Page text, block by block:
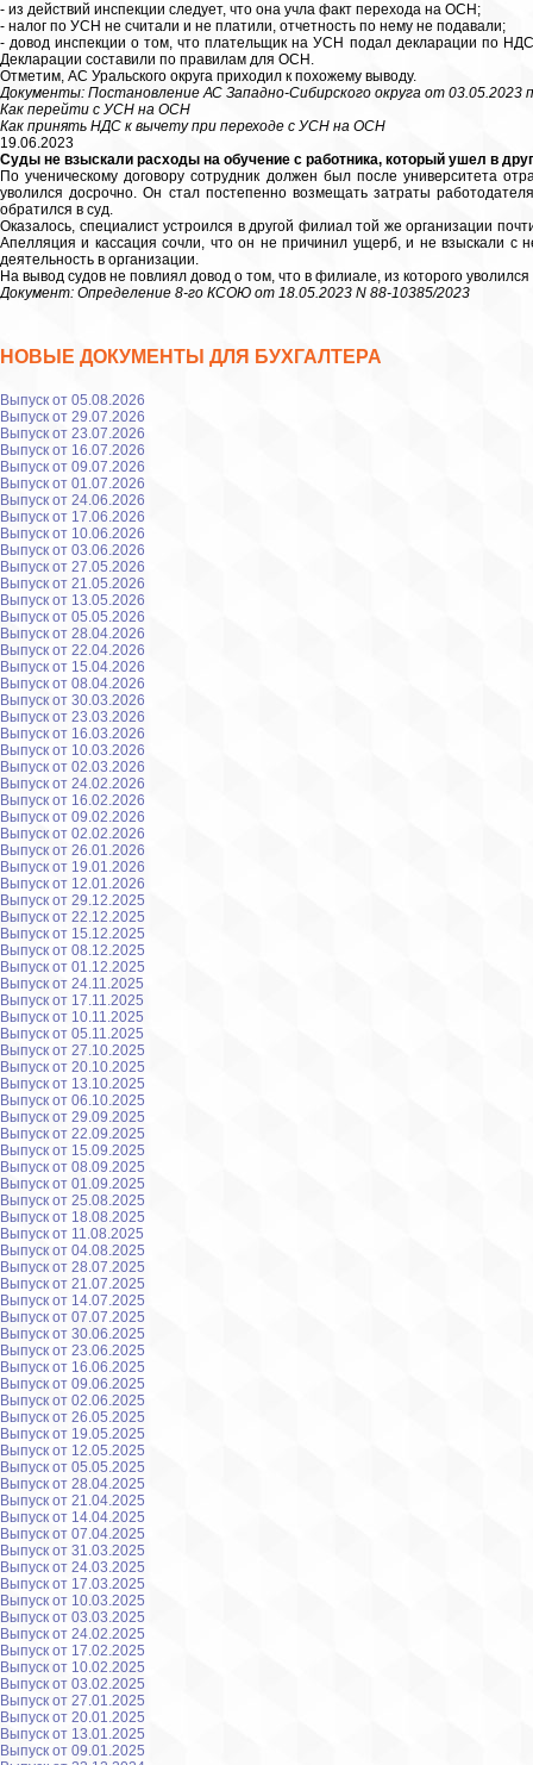
- из действий инспекции следует, что она учла факт перехода на ОСН;
- налог по УСН не считали и не платили, отчетность по нему не подавали;
- довод инспекции о том, что плательщик на УСН подал декларации по
Декларации составили по правилам для ОСН.
Отметим, АС Уральского округа приходил к похожему выводу.
Документы: Постановление АС Западно-Сибирского округа от 03.05.2023
Как перейти с УСН на ОСН
Как принять НДС к вычету при переходе с УСН на ОСН
19.06.2023
Суды не взыскали расходы на обучение с работника, который ушел в
По ученическому договору сотрудник должен был после университета
уволился досрочно. Он стал постепенно возмещать затраты
обратился в суд.
Оказалось, специалист устроился в другой филиал той же организации
Апелляция и кассация сочли, что он не причинил ущерб, и не взыскали с
деятельность в организации.
На вывод судов не повлиял довод о том, что в филиале, из которого
Документ: Определение 8-го КСОЮ от 18.05.2023 N 88-10385/2023
НОВЫЕ ДОКУМЕНТЫ ДЛЯ БУХГАЛТЕРА
Выпуск от 05.08.2026
Выпуск от 29.07.2026
Выпуск от 23.07.2026
Выпуск от 16.07.2026
Выпуск от 09.07.2026
Выпуск от 01.07.2026
Выпуск от 24.06.2026
Выпуск от 17.06.2026
Выпуск от 10.06.2026
Выпуск от 03.06.2026
Выпуск от 27.05.2026
Выпуск от 21.05.2026
Выпуск от 13.05.2026
Выпуск от 05.05.2026
Выпуск от 28.04.2026
Выпуск от 22.04.2026
Выпуск от 15.04.2026
Выпуск от 08.04.2026
Выпуск от 30.03.2026
Выпуск от 23.03.2026
Выпуск от 16.03.2026
Выпуск от 10.03.2026
Выпуск от 02.03.2026
Выпуск от 24.02.2026
Выпуск от 16.02.2026
Выпуск от 09.02.2026
Выпуск от 02.02.2026
Выпуск от 26.01.2026
Выпуск от 19.01.2026
Выпуск от 12.01.2026
Выпуск от 29.12.2025
Выпуск от 22.12.2025
Выпуск от 15.12.2025
Выпуск от 08.12.2025
Выпуск от 01.12.2025
Выпуск от 24.11.2025
Выпуск от 17.11.2025
Выпуск от 10.11.2025
Выпуск от 05.11.2025
Выпуск от 27.10.2025
Выпуск от 20.10.2025
Выпуск от 13.10.2025
Выпуск от 06.10.2025
Выпуск от 29.09.2025
Выпуск от 22.09.2025
Выпуск от 15.09.2025
Выпуск от 08.09.2025
Выпуск от 01.09.2025
Выпуск от 25.08.2025
Выпуск от 18.08.2025
Выпуск от 11.08.2025
Выпуск от 04.08.2025
Выпуск от 28.07.2025
Выпуск от 21.07.2025
Выпуск от 14.07.2025
Выпуск от 07.07.2025
Выпуск от 30.06.2025
Выпуск от 23.06.2025
Выпуск от 16.06.2025
Выпуск от 09.06.2025
Выпуск от 02.06.2025
Выпуск от 26.05.2025
Выпуск от 19.05.2025
Выпуск от 12.05.2025
Выпуск от 05.05.2025
Выпуск от 28.04.2025
Выпуск от 21.04.2025
Выпуск от 14.04.2025
Выпуск от 07.04.2025
Выпуск от 31.03.2025
Выпуск от 24.03.2025
Выпуск от 17.03.2025
Выпуск от 10.03.2025
Выпуск от 03.03.2025
Выпуск от 24.02.2025
Выпуск от 17.02.2025
Выпуск от 10.02.2025
Выпуск от 03.02.2025
Выпуск от 27.01.2025
Выпуск от 20.01.2025
Выпуск от 13.01.2025
Выпуск от 09.01.2025